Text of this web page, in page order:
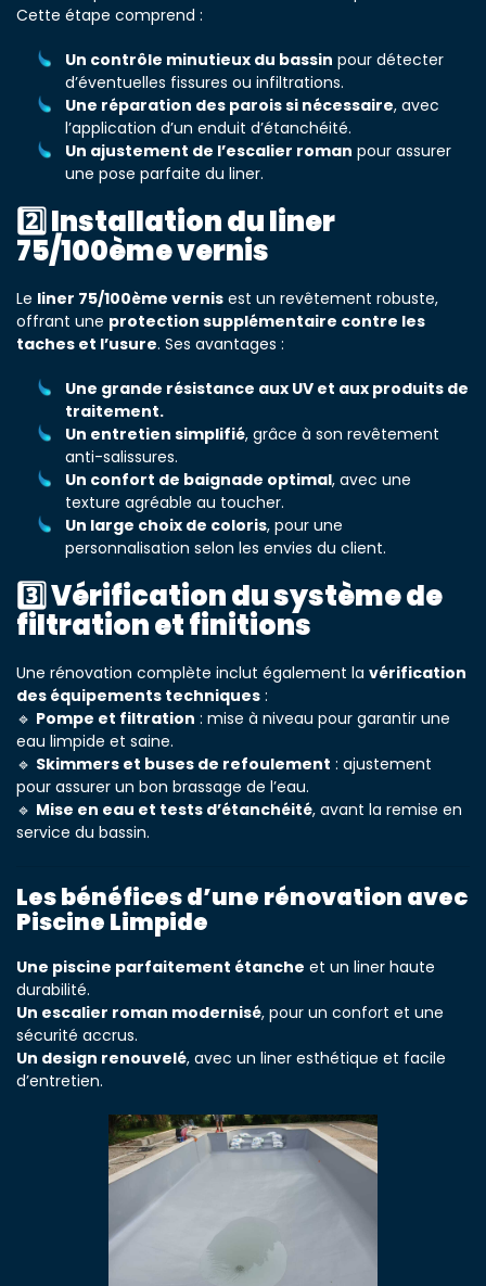
Cette étape comprend :
Un contrôle minutieux du bassin pour détecter
d’éventuelles fissures ou infiltrations.
Une réparation des parois si nécessaire, avec
l’application d’un enduit d’étanchéité.
Un ajustement de l’escalier roman pour assurer
une pose parfaite du liner.
2️⃣ Installation du liner
75/100ème vernis
Le liner 75/100ème vernis est un revêtement robuste,
offrant une protection supplémentaire contre les
taches et l’usure. Ses avantages :
Une grande résistance aux UV et aux produits de
traitement.
Un entretien simplifié, grâce à son revêtement
anti-salissures.
Un confort de baignade optimal, avec une
texture agréable au toucher.
Un large choix de coloris, pour une
personnalisation selon les envies du client.
3️⃣ Vérification du système de
filtration et finitions
Une rénovation complète inclut également la vérification
des équipements techniques :
🔹 Pompe et filtration : mise à niveau pour garantir une
eau limpide et saine.
🔹 Skimmers et buses de refoulement : ajustement
pour assurer un bon brassage de l’eau.
🔹 Mise en eau et tests d’étanchéité, avant la remise en
service du bassin.
Les bénéfices d’une rénovation avec
Piscine Limpide
Une piscine parfaitement étanche et un liner haute
durabilité.
Un escalier roman modernisé, pour un confort et une
sécurité accrus.
Un design renouvelé, avec un liner esthétique et facile
d’entretien.